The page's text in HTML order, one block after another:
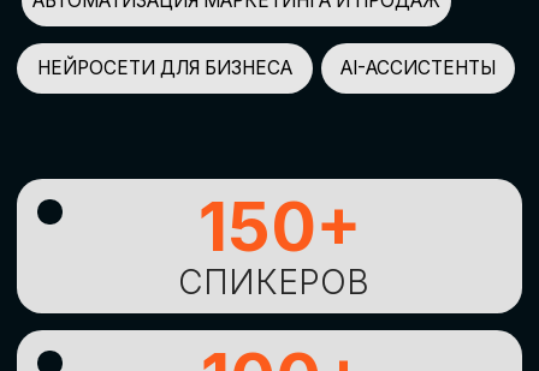
GLOBAL TECH FORUM –
ИЗУЧЕНИЯНОВЫХ
ТЕХНОЛОГИЙИ
СТРАТЕГИЧЕСКИХ
ПОДХОДОВ К ЦИФРОВОЙ
ТРАНСФОРМАЦИИ
БИЗНЕСА